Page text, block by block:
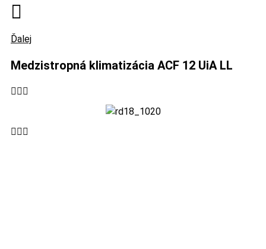
Ďalej
Medzistropná klimatizácia ACF 12 UiA LL